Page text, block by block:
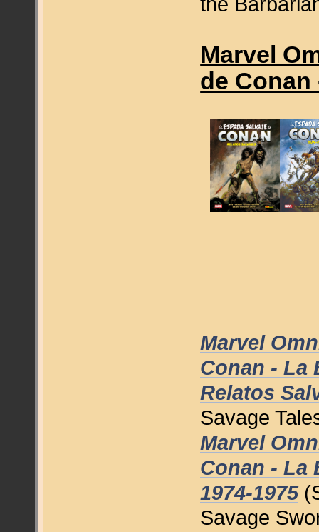
Marvel
de Conan
Marvel
Conan - La
Relatos
Savage
Marvel
Conan - La
1974-1975
Savage